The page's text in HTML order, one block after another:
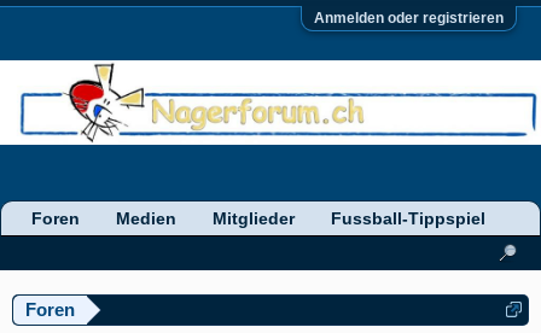
Anmelden oder registrieren
Foren
Foren Medien Mitglieder Fussball-Tippspiel